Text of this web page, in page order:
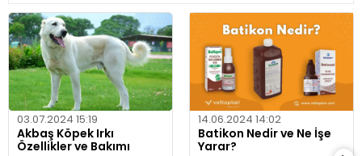
03.07.2024 15:19
Akbaş Köpek Irkı
Özellikler ve Bakımı
14.06.2024 14:02
Batikon Nedir ve Ne İşe
Yarar?